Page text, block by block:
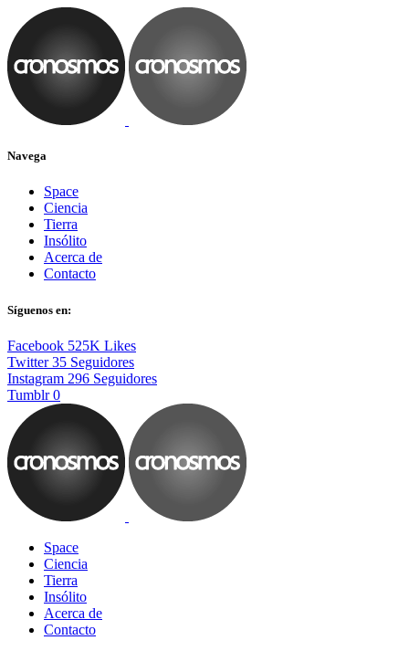
Navega
Space
Ciencia
Tierra
Insólito
Acerca de
Contacto
Síguenos en:
Facebook 525K Likes
Twitter 35 Seguidores
Instagram 296 Seguidores
Tumblr 0
Space
Ciencia
Tierra
Insólito
Acerca de
Contacto